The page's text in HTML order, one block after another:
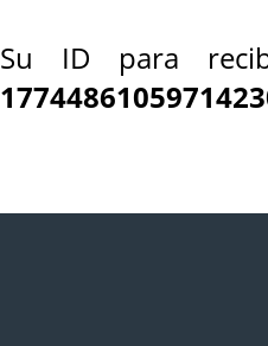
Su ID para